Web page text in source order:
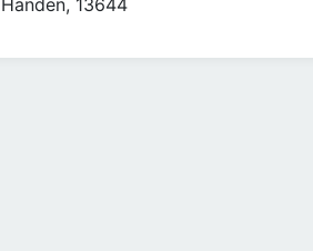
Handen, 13644